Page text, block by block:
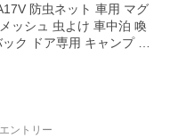
防虫ネット 車用 マグ
ッシュ 虫よけ 車中泊 喚
ク ドア専用 キャンプ 網
ントリー